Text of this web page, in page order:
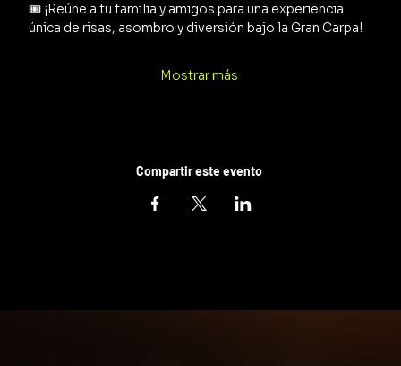
🎟️ ¡Reúne a tu familia y amigos para una experiencia
única de risas, asombro y diversión bajo la Gran Carpa!
Mostrar más
Compartir este evento